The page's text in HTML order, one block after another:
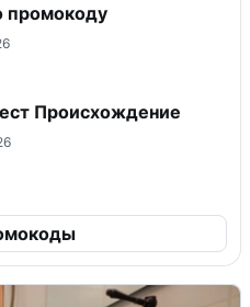
промокоду
Происхождение